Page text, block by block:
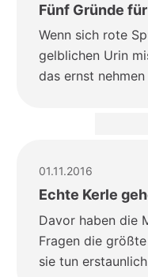
Fünf Gründe
Wenn sich rote
gelblichen Urin
das ernst
01.11.2016
Echte Kerle
Davor haben die
Fragen die
sie tun